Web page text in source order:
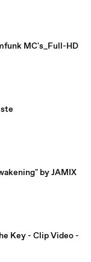
MC's_Full-HD
by JAMIX
Key - Clip Video -